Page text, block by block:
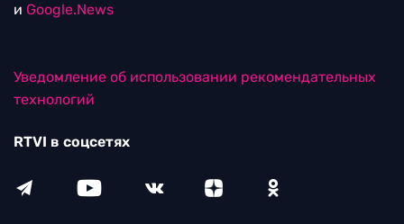
и Google.News
Уведомление об использовании рекомендательных
технологий
RTVI в соцсетях